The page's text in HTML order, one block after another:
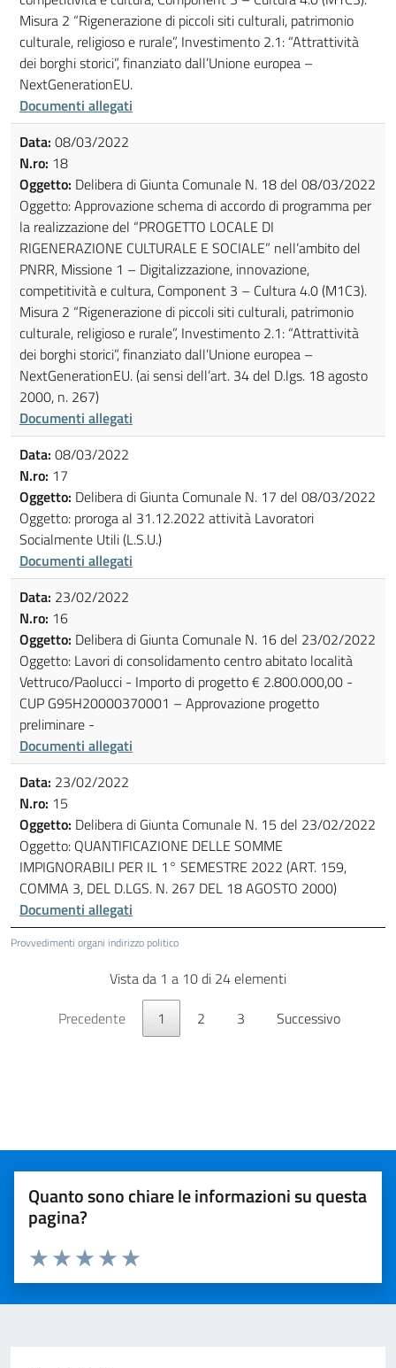
Provvedimenti organi indirizzo politico
Misura 2 “Rigenerazione di piccoli siti culturali, patrimonio
culturale, religioso e rurale”, Investimento 2.1: “Attrattività
dei borghi storici”, finanziato dall’Unione europea –
NextGenerationEU.
Documenti allegati
Data: 08/03/2022
N.ro: 18
Oggetto: Delibera di Giunta Comunale N. 18 del 08/03/2022
Oggetto: Approvazione schema di accordo di programma per
la realizzazione del “PROGETTO LOCALE DI
RIGENERAZIONE CULTURALE E SOCIALE” nell’ambito del
PNRR, Missione 1 – Digitalizzazione, innovazione,
competitività e cultura, Component 3 – Cultura 4.0 (M1C3).
Misura 2 “Rigenerazione di piccoli siti culturali, patrimonio
culturale, religioso e rurale”, Investimento 2.1: “Attrattività
dei borghi storici”, finanziato dall’Unione europea –
NextGenerationEU. (ai sensi dell’art. 34 del D.lgs. 18 agosto
2000, n. 267)
Documenti allegati
Data: 08/03/2022
N.ro: 17
Oggetto: Delibera di Giunta Comunale N. 17 del 08/03/2022
Oggetto: proroga al 31.12.2022 attività Lavoratori
Socialmente Utili (L.S.U.)
Documenti allegati
Data: 23/02/2022
N.ro: 16
Oggetto: Delibera di Giunta Comunale N. 16 del 23/02/2022
Oggetto: Lavori di consolidamento centro abitato località
Vettruco/Paolucci - Importo di progetto € 2.800.000,00 -
CUP G95H20000370001 – Approvazione progetto
preliminare -
Documenti allegati
Data: 23/02/2022
N.ro: 15
Oggetto: Delibera di Giunta Comunale N. 15 del 23/02/2022
Oggetto: QUANTIFICAZIONE DELLE SOMME
IMPIGNORABILI PER IL 1° SEMESTRE 2022 (ART. 159,
COMMA 3, DEL D.LGS. N. 267 DEL 18 AGOSTO 2000)
Documenti allegati
Vista da 1 a 10 di 24 elementi
Precedente
1 2 3 Successivo
Quanto sono chiare le informazioni su questa
pagina?
Valuta da 1 a 5 stelle la pagina
Valuta 5 stelle su 5
Valuta 4 stelle su 5
Valuta 3 stelle su 5
Valuta 2 stelle su 5
Valuta 1 stelle su 5